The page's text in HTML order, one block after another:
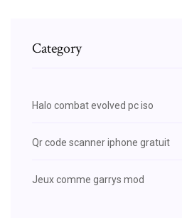
Category
Halo combat evolved pc iso
Qr code scanner iphone gratuit
Jeux comme garrys mod